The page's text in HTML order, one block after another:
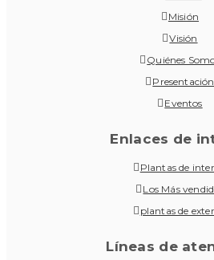
Misión
Visión
Quiénes
Presentación
Eventos
Enlaces de
Plantas de
Los Más
plantas de
Líneas de